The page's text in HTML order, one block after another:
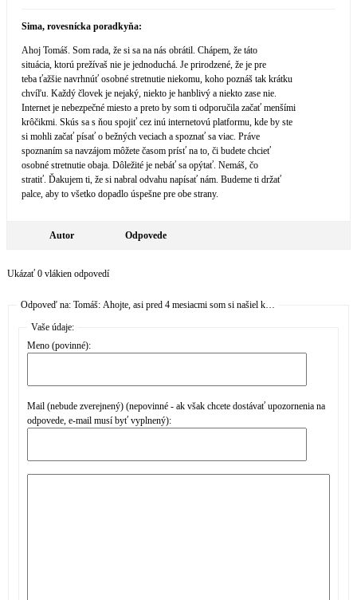
Sima, rovesnícka poradkyňa:
Ahoj Tomáš. Som rada, že si sa na nás obrátil. Chápem, že táto
situácia, ktorú prežívaš nie je jednoduchá. Je prirodzené, že je pre
teba ťažšie navrhnúť osobné stretnutie niekomu, koho poznáš tak krátku
chvíľu. Každý človek je nejaký, niekto je hanblivý a niekto zase nie.
Internet je nebezpečné miesto a preto by som ti odporučila začať menšími
krôčikmi. Skús sa s ňou spojiť cez inú internetovú platformu, kde by ste
si mohli začať písať o bežných veciach a spoznať sa viac. Práve
spoznaním sa navzájom môžete časom prísť na to, či budete chcieť
osobné stretnutie obaja. Dôležité je nebáť sa opýtať. Nemáš, čo
stratiť. Ďakujem ti, že si nabral odvahu napísať nám. Budeme ti držať
palce, aby to všetko dopadlo úspešne pre obe strany.
Autor Odpovede
Ukázať 0 vlákien odpovedí
Odpoveď na: Tomáš: Ahojte, asi pred 4 mesiacmi som si našiel k…
Vaše údaje:
Meno (povinné):
Mail (nebude zverejnený) (nepovinné - ak však chcete dostávať upozornenia na
odpovede, e-mail musí byť vyplnený):